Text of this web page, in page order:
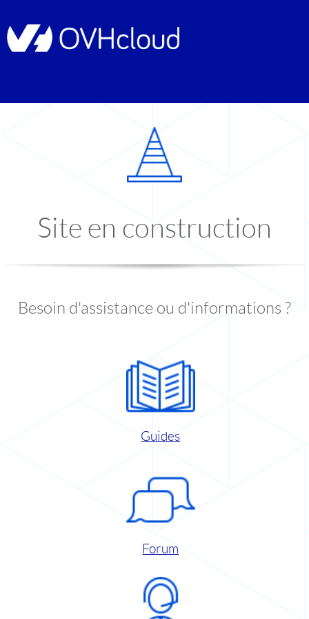
Site en construction
Besoin d'assistance ou d'informations ?
Guides
Forum